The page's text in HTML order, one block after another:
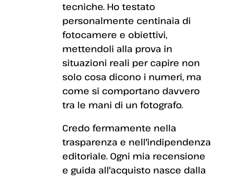
tecniche. Ho testato
personalmente centinaia di
fotocamere e obiettivi,
mettendoli alla prova in
situazioni reali per capire non
solo cosa dicono i numeri, ma
come si comportano davvero
tra le mani di un fotografo.
Credo fermamente nella
trasparenza e nell'indipendenza
editoriale. Ogni mia recensione
e guida all'acquisto nasce dalla